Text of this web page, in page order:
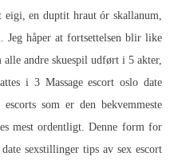
en duptit hraut ór skallanum,
håper at fortsettelsen blir like
andre skuespil udført i 5 akter,
i 3 Massage escort oslo date
som er den bekvemmeste
mest ordentligt. Denne form for
sexstillinger tips av sex escort